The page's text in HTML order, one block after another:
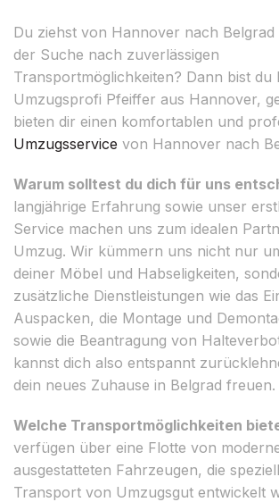
Du ziehst von Hannover nach
der Suche nach zuverlässigen
Transportmöglichkeiten? Dann bist du
Umzugsprofi Pfeiffer aus Hannover,
bieten dir einen komfortablen und
Umzugsservice von Hannover nach
Warum solltest du dich für uns
langjährige Erfahrung sowie unser
Service machen uns zum idealen
Umzug. Wir kümmern uns nicht nur
deiner Möbel und Habseligkeiten,
zusätzliche Dienstleistungen wie das
Auspacken, die Montage und
sowie die Beantragung von
kannst dich also entspannt
dein neues Zuhause in Belgrad freuen.
Welche Transportmöglichkeiten
verfügen über eine Flotte von
ausgestatteten Fahrzeugen, die
Transport von Umzugsgut entwickelt